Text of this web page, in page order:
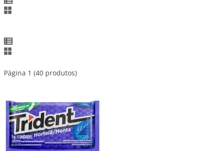
Página 1 (40 produtos)